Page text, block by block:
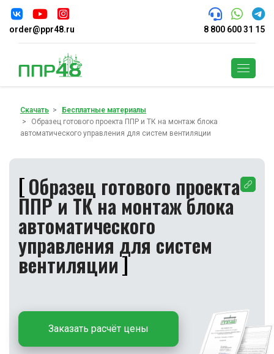
order@ppr48.ru 8 800 600 31 15
Скачать
Бесплатные материалы
Образец готового проекта ППР и ТК на монтаж блока
автоматического управления для систем вентиляции
Образец готового проекта
ППР и ТК на монтаж блока
автоматического
управления для систем
вентиляции
Заказать расчёт цены